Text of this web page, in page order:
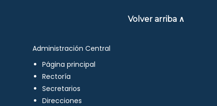
Volver arriba ∧
Administración Central
Página principal
Rectoría
Secretarios
Direcciones